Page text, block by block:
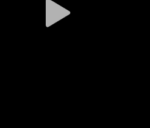
Play